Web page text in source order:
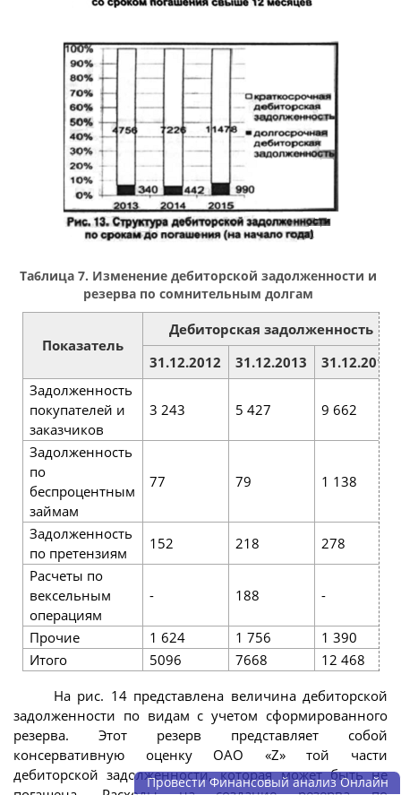
Та6лица 7. Изменение дебиторской задолженности и
резерва по сомнительным долгам
Показатель
Дебиторская задолженность
31.12.2012
31.12.2013
31.12.2014
Задолженность
покупателей и
заказчиков
3 243 5 427 9 662
Задолженность
по
беспроцентным
займам
77 79 1 138
Задолженность
по претензиям
152 218
278
Расчеты по
вексельным
операциям
- 188 -
Прочие 1 624 1 756
1 390
Итого
5096 7668 12 468
На рис. 14 представлена величина дебиторской
задолженности по видам с учетом сформированного
резерва. Этот резерв представляет собой
консервативную оценку ОАО «Z» той части
дебиторской задолженности, которая может быть не
Провести Финансовый анализ Онлайн